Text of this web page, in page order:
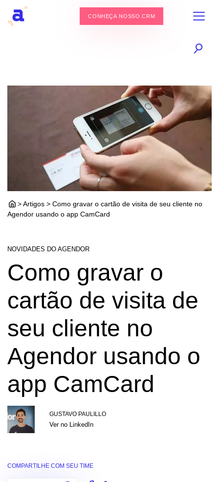
CONHEÇA NOSSO CRM
> Artigos > Como gravar o cartão de visita de seu cliente no
Agendor usando o app CamCard
NOVIDADES DO AGENDOR
Como gravar o
cartão de visita de
seu cliente no
Agendor usando o
app CamCard
GUSTAVO PAULILLO
Ver no LinkedIn
COMPARTILHE COM SEU TIME